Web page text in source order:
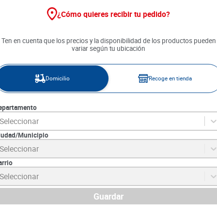
x 500
g
Gramo: $5.56
$1390
Pasta
250 g
Gramo: $7.40
$1850
¿Cómo quieres recibir tu pedido?
Ten en cuenta que los precios y la disponibilidad de los productos pueden
variar según tu ubicación
Domicilio Recoge en tienda
Seleccionar
Municipio
Seleccionar
Seleccionar
Guardar